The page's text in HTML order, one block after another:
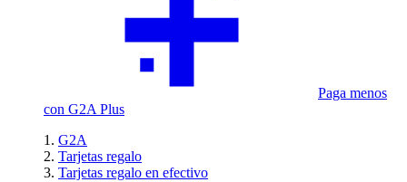
Paga menos
con G2A Plus
G2A
Tarjetas regalo
Tarjetas regalo en efectivo